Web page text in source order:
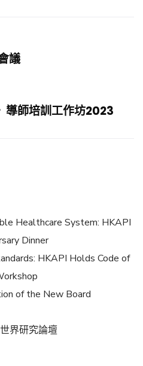
議
導師培訓工作坊2023
Healthcare System: HKAPI
Dinner
HKAPI Holds Code of
of the New Board
界研究論壇